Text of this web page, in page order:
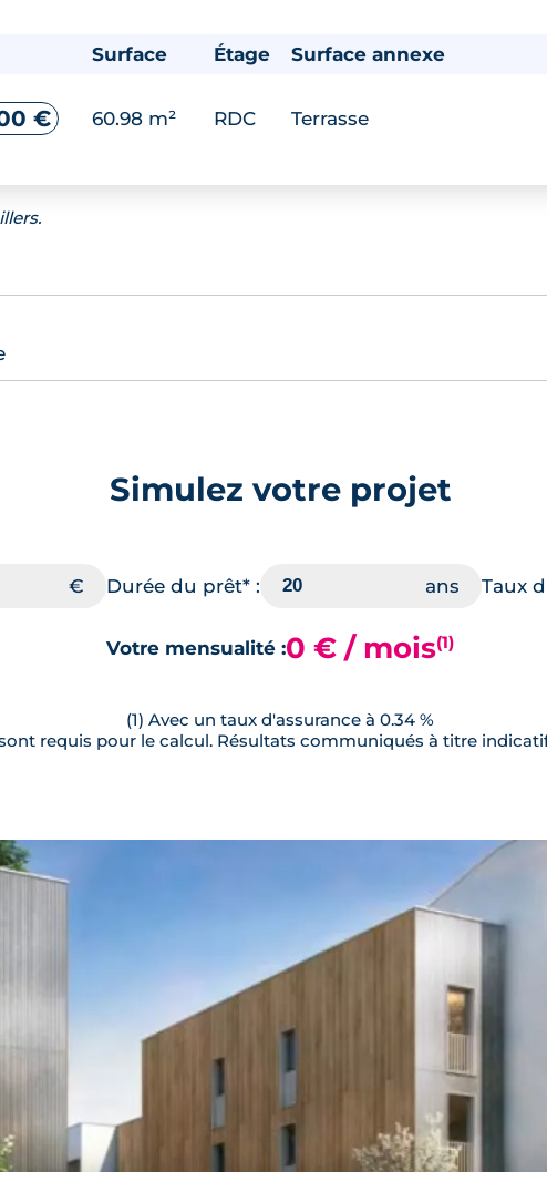
Surface Étage Surface annexe
€ 60.98 m² RDC Terrasse
Simulez votre projet
Durée du prêt* : Taux
Votre mensualité :0 € / mois(1)
(1) Avec un taux d'assurance à 0.34 %
requis pour le calcul. Résultats communiqués à titre